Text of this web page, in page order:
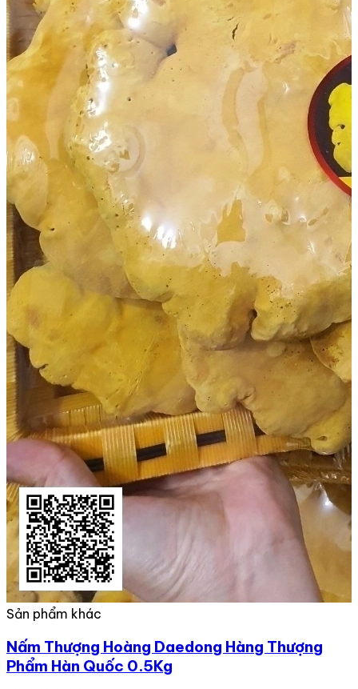
Sản phẩm khác
Nấm Thượng Hoàng Daedong Hàng Thượng
Phẩm Hàn Quốc 0.5Kg